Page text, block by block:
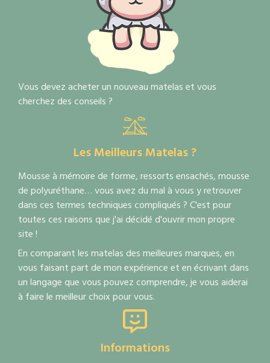
Vous devez acheter un nouveau matelas et vous
cherchez des conseils ?
Les Meilleurs Matelas ?
Mousse à mémoire de forme, ressorts ensachés, mousse
de polyuréthane… vous avez du mal à vous y retrouver
dans ces termes techniques compliqués ? C'est pour
toutes ces raisons que j'ai décidé d'ouvrir mon propre
site !
En comparant les matelas des meilleures marques, en
vous faisant part de mon expérience et en écrivant dans
un langage que vous pouvez comprendre, je vous aiderai
à faire le meilleur choix pour vous.
Informations